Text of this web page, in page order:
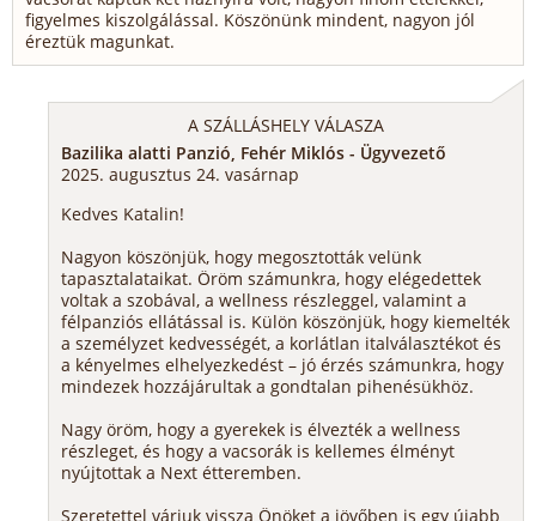
figyelmes kiszolgálással. Köszönünk mindent, nagyon jól
éreztük magunkat.
A SZÁLLÁSHELY VÁLASZA
Bazilika alatti Panzió, Fehér Miklós - Ügyvezető
2025. augusztus 24. vasárnap
Kedves Katalin!
Nagyon köszönjük, hogy megosztották velünk
tapasztalataikat. Öröm számunkra, hogy elégedettek
voltak a szobával, a wellness részleggel, valamint a
félpanziós ellátással is. Külön köszönjük, hogy kiemelték
a személyzet kedvességét, a korlátlan italválasztékot és
a kényelmes elhelyezkedést – jó érzés számunkra, hogy
mindezek hozzájárultak a gondtalan pihenésükhöz.
Nagy öröm, hogy a gyerekek is élvezték a wellness
részleget, és hogy a vacsorák is kellemes élményt
nyújtottak a Next étteremben.
Szeretettel várjuk vissza Önöket a jövőben is egy újabb